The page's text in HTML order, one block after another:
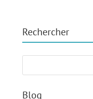
Rechercher
Blog